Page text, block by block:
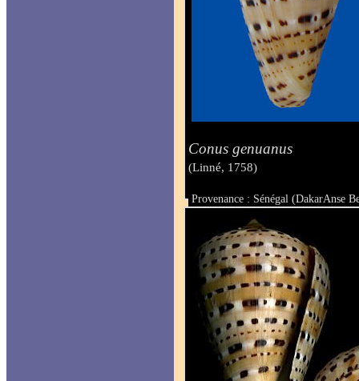
Conus genuanus
(Linné, 1758)
Provenance : Sénégal (DakarAnse
Taille : 46 mm